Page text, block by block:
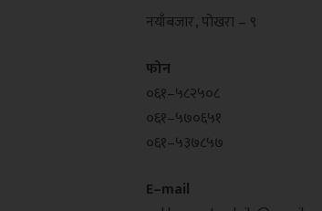
नयाँबजार , पोखरा – ९
फोन
०६१–५८२५०८
०६१–५७०६५१
०६१–५३७८५७
E–mail